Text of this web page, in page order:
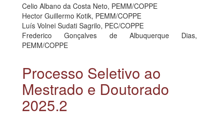
Celio Albano da Costa Neto, PEMM/COPPE
Hector Guillermo Kotik, PEMM/COPPE
Luís Volnei Sudati Sagrilo, PEC/COPPE
Frederico Gonçalves de Albuquerque Dias,
PEMM/COPPE
Processo Seletivo ao
Mestrado e Doutorado
2025.2